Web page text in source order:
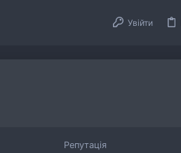
Увійти
Репутація